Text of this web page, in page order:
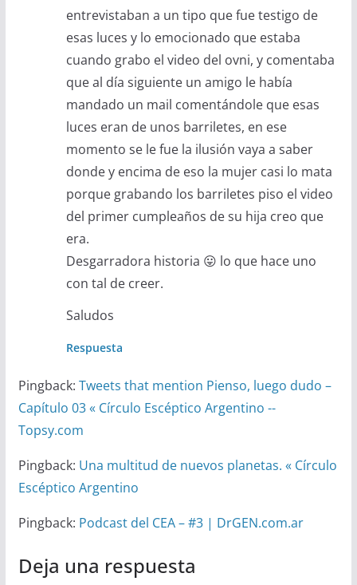
entrevistaban a un tipo que fue testigo de
esas luces y lo emocionado que estaba
cuando grabo el video del ovni, y comentaba
que al día siguiente un amigo le había
mandado un mail comentándole que esas
luces eran de unos barriletes, en ese
momento se le fue la ilusión vaya a saber
donde y encima de eso la mujer casi lo mata
porque grabando los barriletes piso el video
del primer cumpleaños de su hija creo que
era.
Desgarradora historia 😛 lo que hace uno
con tal de creer.
Saludos
Respuesta
Pingback: Tweets that mention Pienso, luego dudo –
Capítulo 03 « Círculo Escéptico Argentino --
Topsy.com
Pingback: Una multitud de nuevos planetas. « Círculo
Escéptico Argentino
Pingback: Podcast del CEA – #3 | DrGEN.com.ar
Deja una respuesta